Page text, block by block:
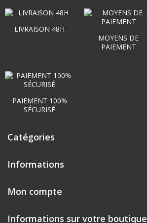
LIVRAISON 48H
MOYENS DE
PAIEMENT
PAIEMENT 100%
SÉCURISÉ
Catégories
Informations
Mon compte
Informations sur votre boutique